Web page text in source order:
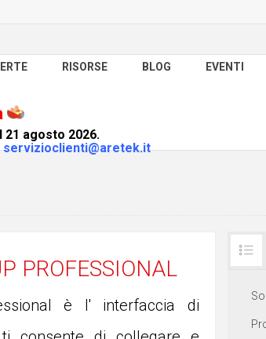
RISORSE BLOG
EVENTI
21 agosto 2026.
servizioclienti@aretek.it
PROFESSIONAL
è l' interfaccia di